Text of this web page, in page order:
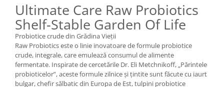
Ultimate Care Raw Probiotics
Shelf-Stable Garden Of Life
Probiotice crude din Grădina Vieții
Raw Probiotics este o linie inovatoare de formule probiotice
crude, integrale, care emulează consumul de alimente
fermentate. Inspirate de cercetările Dr. Eli Metchnikoff, „Părintele
probioticelor”, aceste formule zilnice și țintite sunt făcute cu iaurt
bulgar, chefir sălbatic din Europa de Est, tulpini probiotice